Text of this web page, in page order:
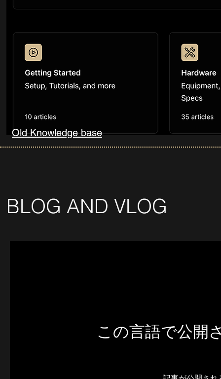
Old Knowledge base
BLOG AND VLOG
この言語で公開